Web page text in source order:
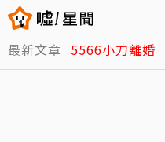
最新文章 5566小刀離婚